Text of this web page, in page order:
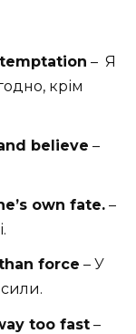
– Я
крім
believe –
own fate. –
force – У
too fast –